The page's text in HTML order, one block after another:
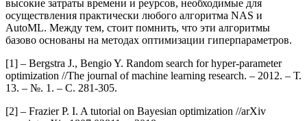
высокие затраты времени и реурсов, необходимые для
осуществления практически любого алгоритма NAS и
AutoML. Между тем, стоит помнить, что эти алгоритмы
базово основаны на методах оптимизации гиперпараметров.
[1] – Bergstra J., Bengio Y. Random search for hyper-parameter
optimization //The journal of machine learning research. – 2012. – Т.
13. – №. 1. – С. 281-305.
[2] – Frazier P. I. A tutorial on Bayesian optimization //arXiv